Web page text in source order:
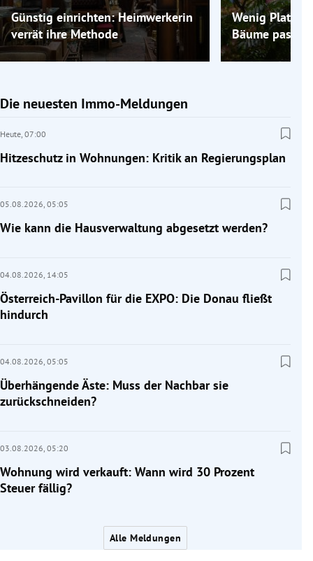
Günstig einrichten: Heimwerkerin
verrät ihre Methode
Wenig Platz
Bäume
Die neuesten Immo-Meldungen
Heute, 07:00
Hitzeschutz in Wohnungen: Kritik an Regierungsplan
05.08.2026, 05:05
Wie kann die Hausverwaltung abgesetzt werden?
04.08.2026, 14:05
Österreich-Pavillon für die EXPO: Die Donau fließt
hindurch
04.08.2026, 05:05
Überhängende Äste: Muss der Nachbar sie
zurückschneiden?
03.08.2026, 05:20
Wohnung wird verkauft: Wann wird 30 Prozent
Steuer fällig?
Alle Meldungen